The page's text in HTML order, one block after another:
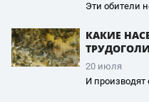
Эти обители
КАКИЕ
20 июля
И производят